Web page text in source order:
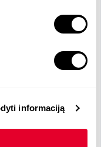
informaciją
vietiniais